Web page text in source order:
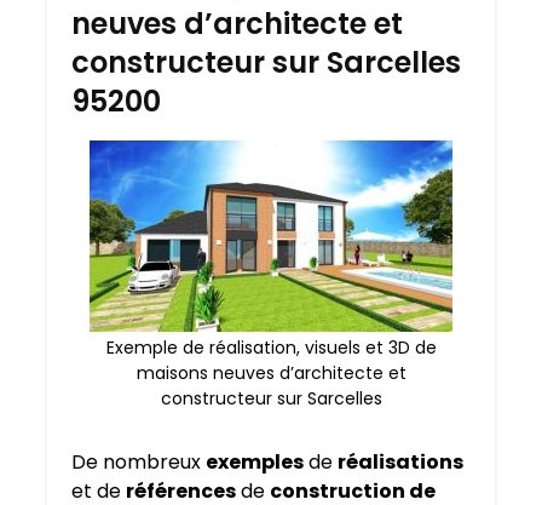
neuves d’architecte et
constructeur sur Sarcelles
95200
Exemple de réalisation, visuels et 3D de
maisons neuves d’architecte et
constructeur sur Sarcelles
De nombreux exemplesde réalisations
et de référencesde construction de